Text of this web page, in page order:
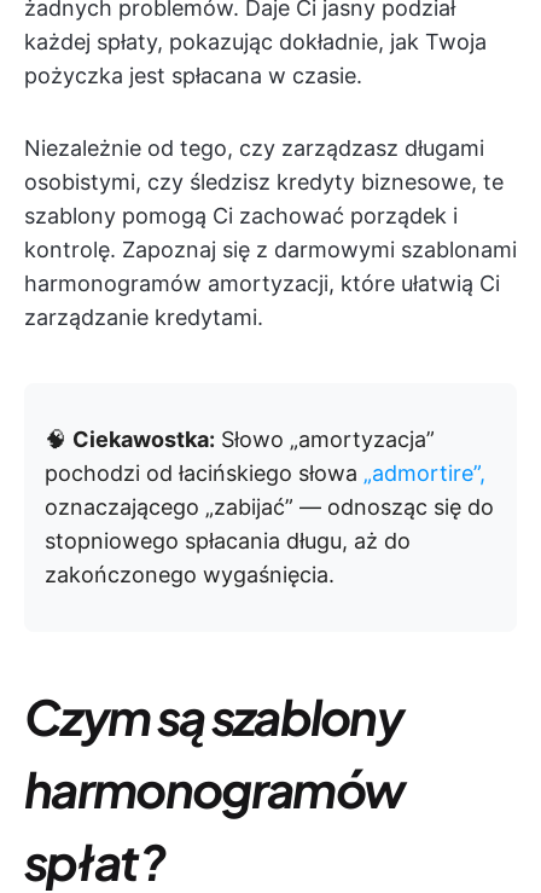
żadnych problemów. Daje Ci jasny podział
każdej spłaty, pokazując dokładnie, jak Twoja
pożyczka jest spłacana w czasie.
Niezależnie od tego, czy zarządzasz długami
osobistymi, czy śledzisz kredyty biznesowe, te
szablony pomogą Ci zachować porządek i
kontrolę. Zapoznaj się z darmowymi szablonami
harmonogramów amortyzacji, które ułatwią Ci
zarządzanie kredytami.
🧠 Ciekawostka: Słowo „amortyzacja”
pochodzi od łacińskiego słowa „admortire”,
oznaczającego „zabijać” — odnosząc się do
stopniowego spłacania długu, aż do
zakończonego wygaśnięcia.
Czym są szablony
harmonogramów
spłat?